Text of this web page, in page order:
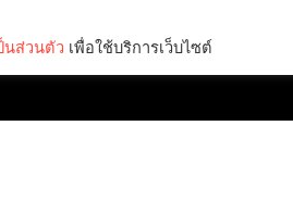
นส่วนตัว เพื่อใช้บริการเว็บไซต์